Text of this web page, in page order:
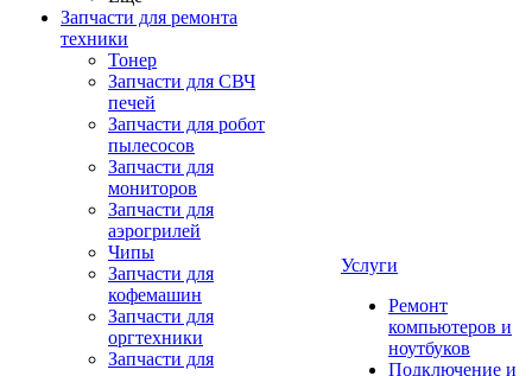
Запчасти для ремонта
техники
Тонер
Запчасти для СВЧ
печей
Запчасти для робот
пылесосов
Запчасти для
мониторов
Запчасти для
аэрогрилей
Чипы
Запчасти для
кофемашин
Запчасти для
оргтехники
Запчасти для
Услуги
Ремонт
компьютеров и
ноутбуков
Подключение и